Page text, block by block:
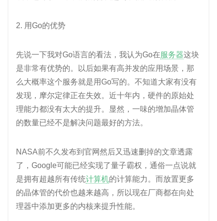
2. 用Go的优势
先说一下我对Go语言的看法，我认为Go在服务器这块
是非常有优势的。以后如果有高并发的应用场景，那
么大概率这个服务就是用Go写的。不知道大家有没有
发现，摩尔定律正在失效。近十年内，硬件的原始处
理能力都没有太大的提升。显然，一味的增加晶体管
的数量已经不是解决问题最好的方法。
NASA前不久发布到官网然后又迅速删掉的文章透露
了，Google可能已经实现了量子霸权，通俗一点说就
是拥有超越所有传统计算机的计算能力。而放置更多
的晶体管的代价也越来越高，所以现在厂商都在向处
理器中添加更多的内核来提升性能。